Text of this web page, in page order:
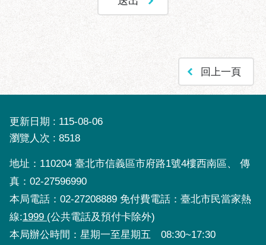
回上一頁
更新日期
115-08-06
瀏覽人次
8518
地址：110204 臺北市信義區市府路1號4樓西南區、 傳
真：02-27596990
本局電話：02-27208889 免付費電話：臺北市民當家熱
線:1999 (公共電話及預付卡除外)
本局辦公時間：星期一至星期五 08:30~17:30